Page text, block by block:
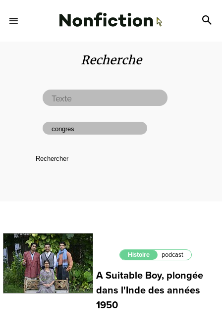
Recherche
Histoire podcast
A Suitable Boy, plongée
dans l'Inde des années
1950